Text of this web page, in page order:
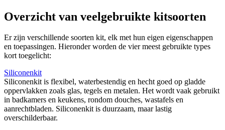
Overzicht van veelgebruikte kitsoorten
Er zijn verschillende soorten kit, elk met hun eigen eigenschappen
en toepassingen. Hieronder worden de vier meest gebruikte types
kort toegelicht:
Siliconenkit
Siliconenkit is flexibel, waterbestendig en hecht goed op gladde
oppervlakken zoals glas, tegels en metalen. Het wordt vaak gebruikt
in badkamers en keukens, rondom douches, wastafels en
aanrechtbladen. Siliconenkit is duurzaam, maar lastig
overschilderbaar.